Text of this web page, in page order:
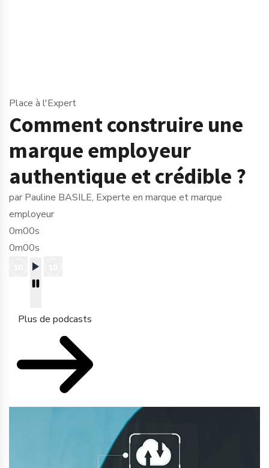
Place à l'Expert
Comment construire une
marque employeur
authentique et crédible ?
par Pauline BASILE, Experte en marque et marque
employeur
0m00s
0m00s
Plus de podcasts